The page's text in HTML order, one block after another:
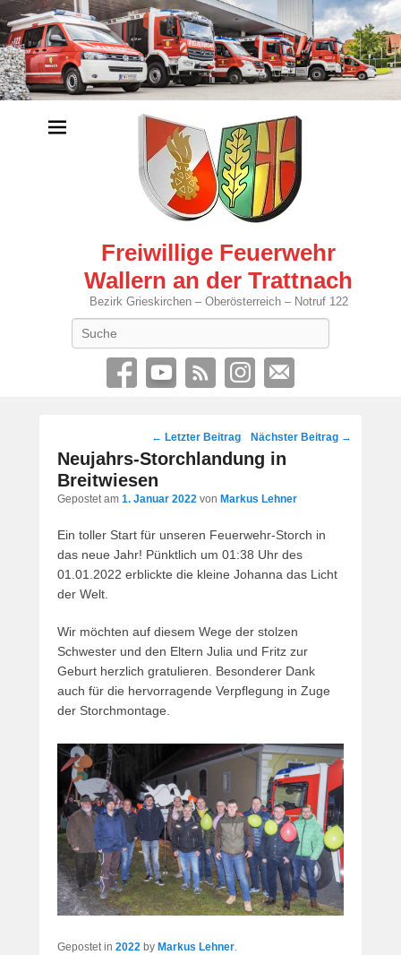
Freiwillige Feuerwehr
Wallern an der Trattnach
Bezirk Grieskirchen – Oberösterreich – Notruf 122
Post
navigation
← Letzter Beitrag Nächster Beitrag →
Neujahrs-Storchlandung in
Breitwiesen
Gepostet am 1. Januar 2022 von Markus Lehner
Ein toller Start für unseren Feuerwehr-Storch in
das neue Jahr! Pünktlich um 01:38 Uhr des
01.01.2022 erblickte die kleine Johanna das Licht
der Welt.
Wir möchten auf diesem Wege der stolzen
Schwester und den Eltern Julia und Fritz zur
Geburt herzlich gratulieren. Besonderer Dank
auch für die hervorragende Verpflegung in Zuge
der Storchmontage.
Gepostet in 2022 by Markus Lehner.